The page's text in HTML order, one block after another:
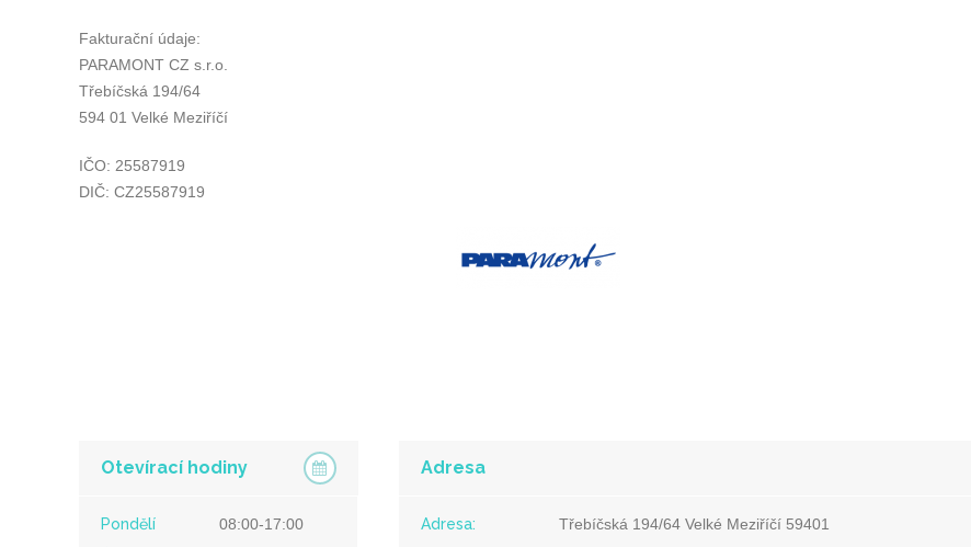
Fakturační údaje:
PARAMONT CZ s.r.o.
Třebíčská 194/64
594 01 Velké Meziříčí
IČO: 25587919
DIČ: CZ25587919
Otevírací hodiny
Pondělí
08:00-17:00
Adresa
Adresa:
Třebíčská 194/64 Velké Meziříčí 59401